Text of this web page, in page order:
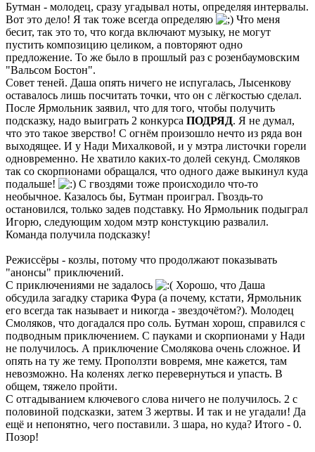
Бутман - молодец, сразу угадывал ноты, определяя интервалы.
Вот это дело! Я так тоже всегда определяю
Что меня
бесит, так это то, что когда включают музыку, не могут
пустить композицию целиком, а повторяют одно
предложение. То же было в прошлый раз с розенбаумовским
"Вальсом Бостон".
Совет теней. Даша опять ничего не испугалась, Лысенкову
оставалось лишь посчитать точки, что он с лёгкостью сделал.
После Ярмольник заявил, что для того, чтобы получить
подсказку, надо выиграть 2 конкурса ПОДРЯД. Я не думал,
что это такое зверство! С огнём произошло нечто из ряда вон
выходящее. И у Нади Михалковой, и у мэтра листочки горели
одновременно. Не хватило каких-то долей секунд. Смоляков
так со скорпионами обращался, что одного даже выкинул куда
подальше!
С гвоздями тоже происходило что-то
необычное. Казалось бы, Бутман проиграл. Гвоздь-то
остановился, только задев подставку. Но Ярмольник подыграл
Игорю, следующим ходом мэтр констукцию развалил.
Команда получила подсказку!
Режиссёры - козлы, потому что продолжают показывать
"анонсы" приключений.
С приключениями не задалось
Хорошо, что Даша
обсудила загадку старика Фура (а почему, кстати, Ярмольник
его всегда так называет и никогда - звездочётом?). Молодец
Смоляков, что догадался про соль. Бутман хорош, справился с
подводным приключением. С пауками и скорпионами у Нади
не получилось. А приключение Смолякова очень сложное. И
опять на ту же тему. Проползти вовремя, мне кажется, там
невозможно. На коленях легко перевернуться и упасть. В
общем, тяжело пройти.
С отгадыванием ключевого слова ничего не получилось. 2 с
половиной подсказки, затем 3 жертвы. И так и не угадали! Да
ещё и непонятно, чего поставили. 3 шара, но куда? Итого - 0.
Позор!